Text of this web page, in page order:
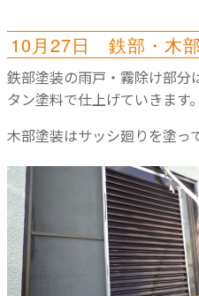
10月27日 鉄部・木
鉄部塗装の雨戸・霧除け部分
タン塗料で仕上げていきます。
木部塗装はサッシ廻りを塗っ